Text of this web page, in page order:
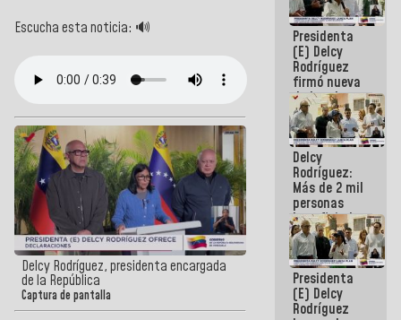
Escucha esta noticia: 🔊
Delcy Rodríguez, presidenta encargada
de la República
Captura de pantalla
Presidenta
(E) Delcy
Rodríguez
firmó nueva
de Ley de
Arrendamiento
aprobada
por la AN
Delcy
Rodríguez:
Más de 2 mil
personas
beneficiadas
con planes
para
atención de
emergencia
sísmica en
la última
Presidenta
(E) Delcy
Rodríguez